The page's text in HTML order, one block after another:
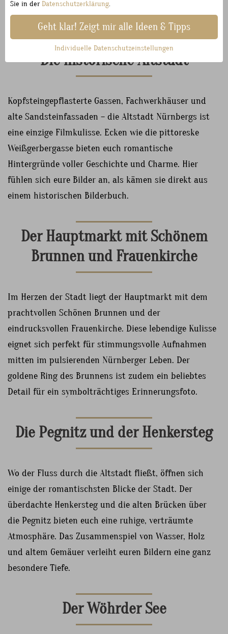
entstehen hier Aufnahmen mit einem märchenhaften,
zeitlosen Charakter.
Die historische Altstadt
Kopfsteingepflasterte Gassen, Fachwerkhäuser und
alte Sandsteinfassaden – die Altstadt Nürnbergs ist
eine einzige Filmkulisse. Ecken wie die pittoreske
Weißgerbergasse bieten euch romantische
Hintergründe voller Geschichte und Charme. Hier
fühlen sich eure Bilder an, als kämen sie direkt aus
einem historischen Bilderbuch.
Der Hauptmarkt mit Schönem
Brunnen und Frauenkirche
Im Herzen der Stadt liegt der Hauptmarkt mit dem
prachtvollen Schönen Brunnen und der
eindrucksvollen Frauenkirche. Diese lebendige Kulisse
eignet sich perfekt für stimmungsvolle Aufnahmen
mitten im pulsierenden Nürnberger Leben. Der
goldene Ring des Brunnens ist zudem ein beliebtes
Detail für ein symbolträchtiges Erinnerungsfoto.
Die Pegnitz und der Henkersteg
Wo der Fluss durch die Altstadt fließt, öffnen sich
einige der romantischsten Blicke der Stadt. Der
überdachte Henkersteg und die alten Brücken über
die Pegnitz bieten euch eine ruhige, verträumte
Atmosphäre. Das Zusammenspiel von Wasser, Holz
und altem Gemäuer verleiht euren Bildern eine ganz
besondere Tiefe.
Der Wöhrder See
Sie in derDatenschutzerklärung.
Geht klar! Zeigt mir alle Ideen & Tipps
Individuelle Datenschutzeinstellungen